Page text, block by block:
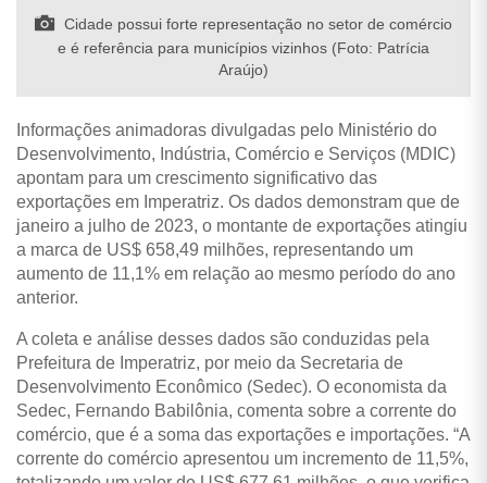
Cidade possui forte representação no setor de comércio
e é referência para municípios vizinhos (Foto: Patrícia
Araújo)
Informações animadoras divulgadas pelo Ministério do
Desenvolvimento, Indústria, Comércio e Serviços (MDIC)
apontam para um crescimento significativo das
exportações em Imperatriz. Os dados demonstram que de
janeiro a julho de 2023, o montante de exportações atingiu
a marca de US$ 658,49 milhões, representando um
aumento de 11,1% em relação ao mesmo período do ano
anterior.
A coleta e análise desses dados são conduzidas pela
Prefeitura de Imperatriz, por meio da Secretaria de
Desenvolvimento Econômico (Sedec). O economista da
Sedec, Fernando Babilônia, comenta sobre a corrente do
comércio, que é a soma das exportações e importações. “A
corrente do comércio apresentou um incremento de 11,5%,